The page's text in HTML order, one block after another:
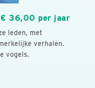
36,00 per jaar
leden, met
verhalen.
vogels.